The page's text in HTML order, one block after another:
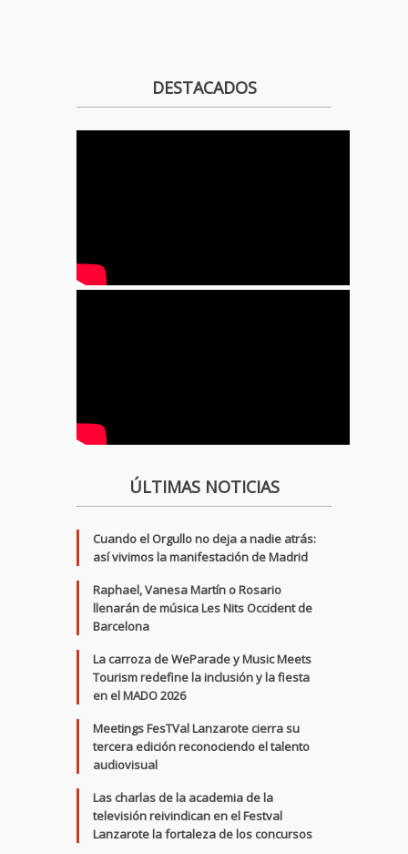
DESTACADOS
ÚLTIMAS NOTICIAS
Cuando el Orgullo no deja a nadie atrás:
así vivimos la manifestación de Madrid
Raphael, Vanesa Martín o Rosario
llenarán de música Les Nits Occident de
Barcelona
La carroza de WeParade y Music Meets
Tourism redefine la inclusión y la fiesta
en el MADO 2026
Meetings FesTVal Lanzarote cierra su
tercera edición reconociendo el talento
audiovisual
Las charlas de la academia de la
televisión reivindican en el Festval
Lanzarote la fortaleza de los concursos